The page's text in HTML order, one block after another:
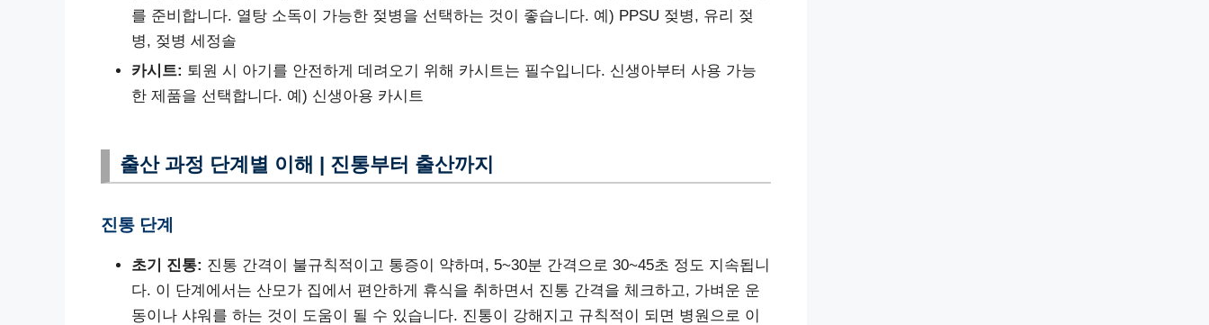
를 준비합니다. 열탕 소독이 가능한 젖병을 선택하는 것이 좋습니다. 예) PPSU 젖병, 유리 젖
병, 젖병 세정솔
카시트: 퇴원 시 아기를 안전하게 데려오기 위해 카시트는 필수입니다. 신생아부터 사용 가능
한 제품을 선택합니다. 예) 신생아용 카시트
출산 과정 단계별 이해 | 진통부터 출산까지
진통 단계
초기 진통: 진통 간격이 불규칙적이고 통증이 약하며, 5~30분 간격으로 30~45초 정도 지속됩니
다. 이 단계에서는 산모가 집에서 편안하게 휴식을 취하면서 진통 간격을 체크하고, 가벼운 운
동이나 샤워를 하는 것이 도움이 될 수 있습니다. 진통이 강해지고 규칙적이 되면 병원으로 이